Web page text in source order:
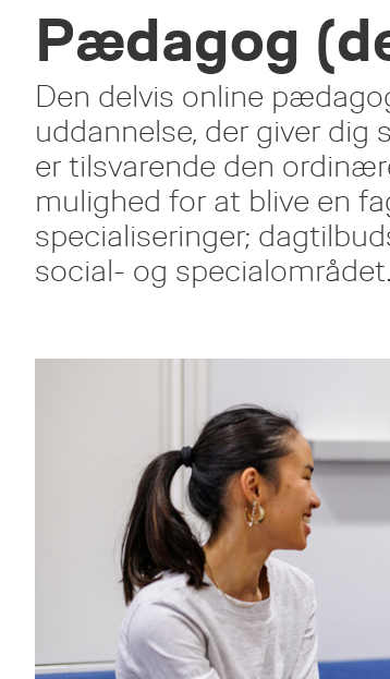
Pædagog
Den delvis online
uddannelse, der giver dig
er tilsvarende den
mulighed for at blive en
specialiseringer;
social- og specialområdet.